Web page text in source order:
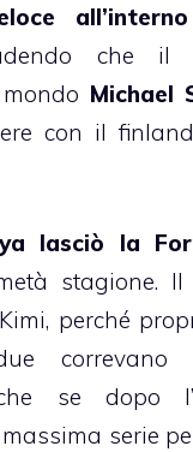
che il
Michael
con il
lasciò la
stagione. Il
perché
correvano
se dopo
serie